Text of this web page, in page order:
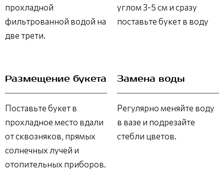
прохладной
фильтрованной водой на
две трети.
углом 3-5 см и сразу
поставьте букет в воду
Размещение букета
Поставьте букет в
прохладное место вдали
от сквозняков, прямых
солнечных лучей и
отопительных приборов.
Замена воды
Регулярно меняйте воду
в вазе и подрезайте
стебли цветов.